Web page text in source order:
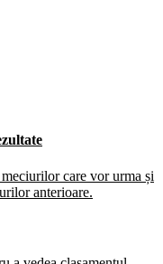
care vor urma și
anterioare.